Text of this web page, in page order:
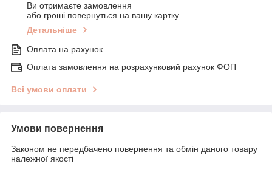
Ви отримаєте замовлення
або гроші повернуться на вашу картку
Детальніше
Оплата на рахунок
Оплата замовлення на розрахунковий рахунок ФОП
Всі умови оплати
Умови повернення
Законом не передбачено повернення та обмін даного товару
належної якості